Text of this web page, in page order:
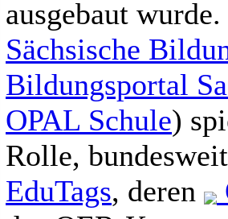
ausgebaut
Sächsische
Bildungsportal
OPAL Schule)
Rolle,
EduTags, deren